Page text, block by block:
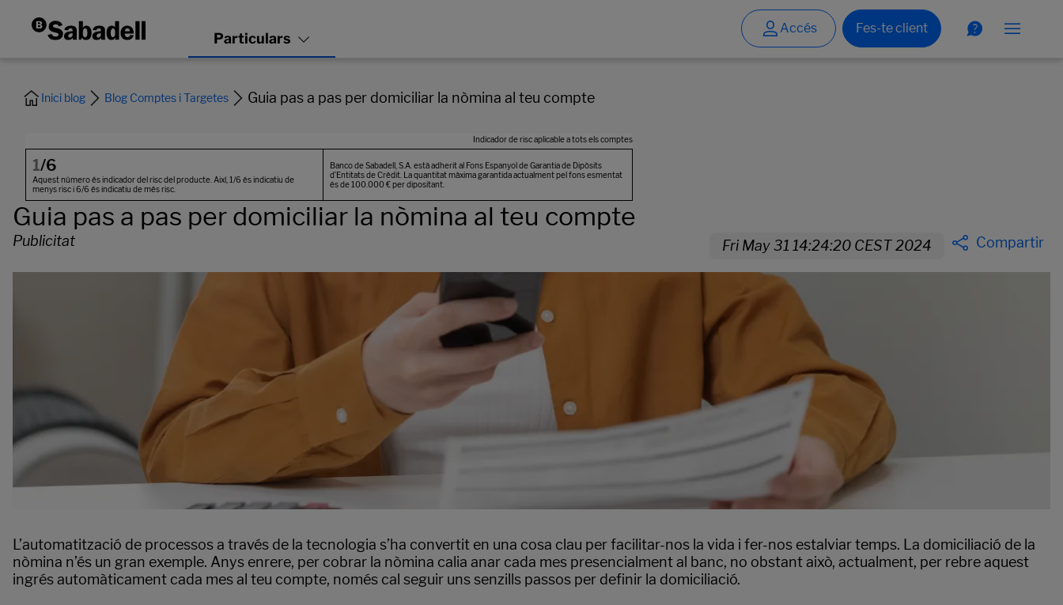
Inici blog Blog Comptes i Targetes Guia pas a pas per domiciliar la nòmina al teu compte
Guia pas a pas per domiciliar la nòmina al teu compte
Publicitat Fri May 31 14:24:20 CEST 2024 Compartir
L’automatització de processos a través de la tecnologia s’ha convertit en una cosa clau per facilitar-nos la vida i fer-nos estalviar temps. La domiciliació de la
nòmina n’és un gran exemple. Anys enrere, per cobrar la nòmina calia anar cada mes presencialment al banc, no obstant això, actualment, per rebre aquest
ingrés automàticament cada mes al teu compte, només cal seguir uns senzills passos per definir la domiciliació.